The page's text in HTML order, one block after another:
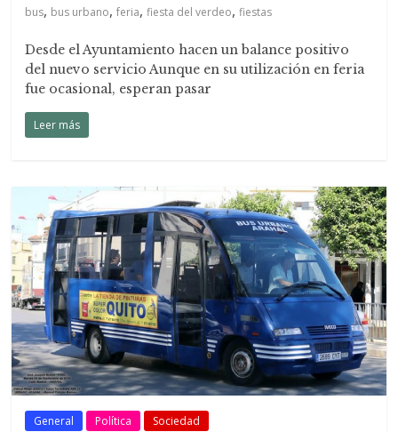
bus, bus urbano,feria,fiesta del verdeo,fiestas
Desde el Ayuntamiento hacen un balance positivo
del nuevo servicio Aunque en su utilización en feria
fue ocasional, esperan pasar
Leer más
General Política Sociedad